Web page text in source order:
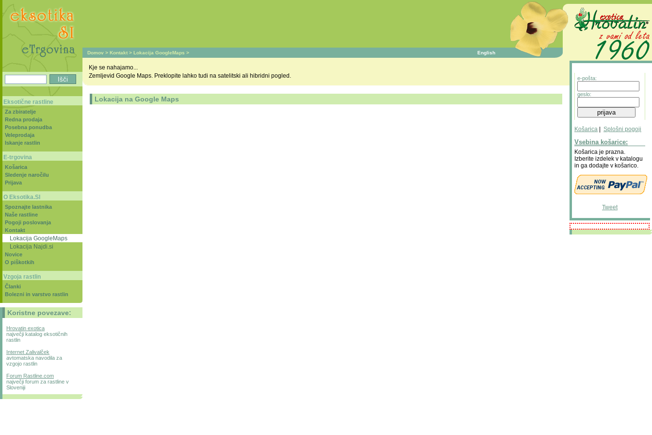
Domov > Kontakt > Lokacija GoogleMaps > English
Kje se nahajamo...
Zemljevid Google Maps. Preklopite lahko tudi na satelitski ali hibridni pogled.
Lokacija na Google Maps
e-pošta:
geslo:
Košarica Splošni pogoji
Vsebina košarice:
Košarica je prazna.
Izberite izdelek v katalogu
in ga dodajte v košarico.
Tweet
Eksotične rastline
Za zbiratelje
Redna prodaja
Posebna ponudba
Veleprodaja
Iskanje rastlin
E-trgovina
Košarica
Sledenje naročilu
Prijava
O Eksotika.SI
Spoznajte lastnika
Naše rastline
Pogoji poslovanja
Kontakt
Lokacija GoogleMaps
Lokacija Najdi.si
Novice
O piškotkih
Vzgoja rastlin
Članki
Bolezni in varstvo rastlin
Koristne povezave:
Hrovatin exotica
največji katalog eksotičnih
rastlin
Internet Zalivalček
avtomatska navodila za
vzgojo rastlin
Forum Rastline.com
največji forum za rastline v
Sloveniji